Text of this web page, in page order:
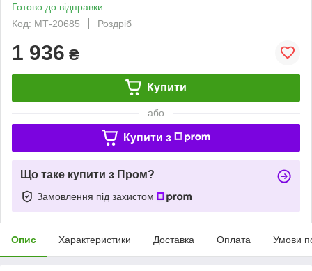
Готово до відправки
Код: МТ-20685
Роздріб
1 936 ₴
Купити
або
Купити з
Що таке купити з Пром?
Замовлення під захистом
Опис Характеристики Доставка Оплата Умови